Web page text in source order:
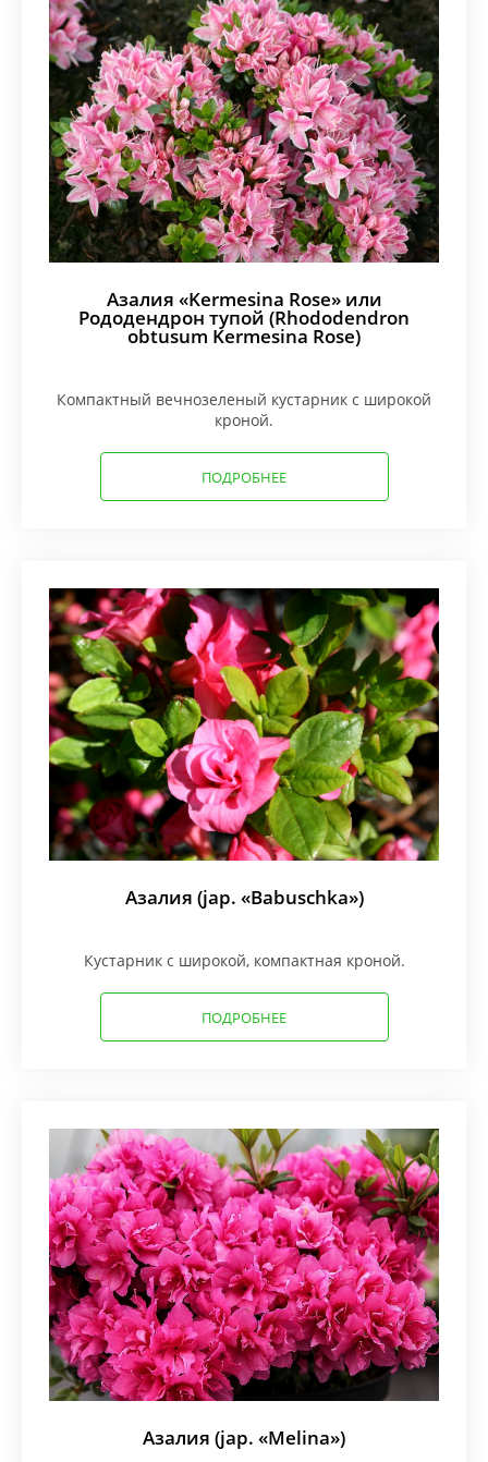
Азалия «Kermesina Rose» или
Рододендрон тупой (Rhododendron
obtusum Kermesina Rose)
Компактный вечнозеленый кустарник с широкой
кроной.
ПОДРОБНЕЕ
Азалия (jap. «Babuschka»)
Кустарник с широкой, компактная кроной.
ПОДРОБНЕЕ
Азалия (jap. «Melina»)